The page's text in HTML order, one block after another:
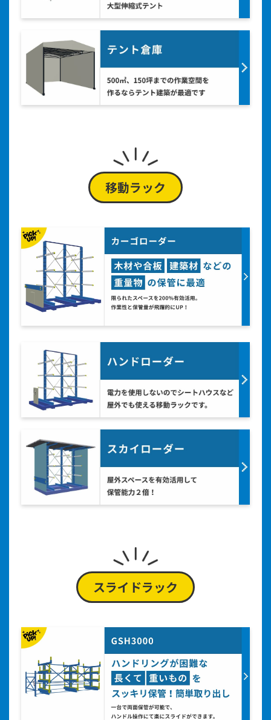
移動ラック
スライドラック